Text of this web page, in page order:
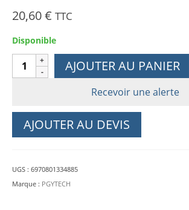
20,60€ TTC
Disponible
quantité
de
pour
DJI
PGYTECH
AJOUTER AU PANIER
Recevoir une alerte
AJOUTER AU DEVIS
UGS : 6970801334885
Marque : PGYTECH